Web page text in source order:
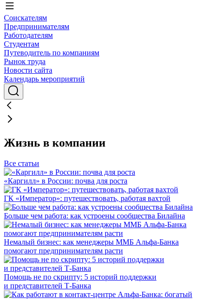
Соискателям
Предпринимателям
Работодателям
Студентам
Путеводитель по компаниям
Рынок труда
Новости сайта
Календарь мероприятий
Жизнь в компании
Все статьи
«Каргилл» в России: почва для роста
ГК «Император»: путешествовать, работая вахтой
Больше чем работа: как устроены сообщества Билайна
Немалый бизнес: как менеджеры ММБ Альфа-Банка
помогают предпринимателям расти
Помощь не по скрипту: 5 историй поддержки
и представителей Т-Банка